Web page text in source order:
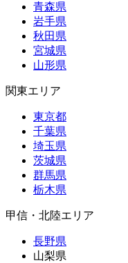
青森県
岩手県
秋田県
宮城県
山形県
関東エリア
東京都
千葉県
埼玉県
茨城県
群馬県
栃木県
甲信・北陸エリア
長野県
山梨県